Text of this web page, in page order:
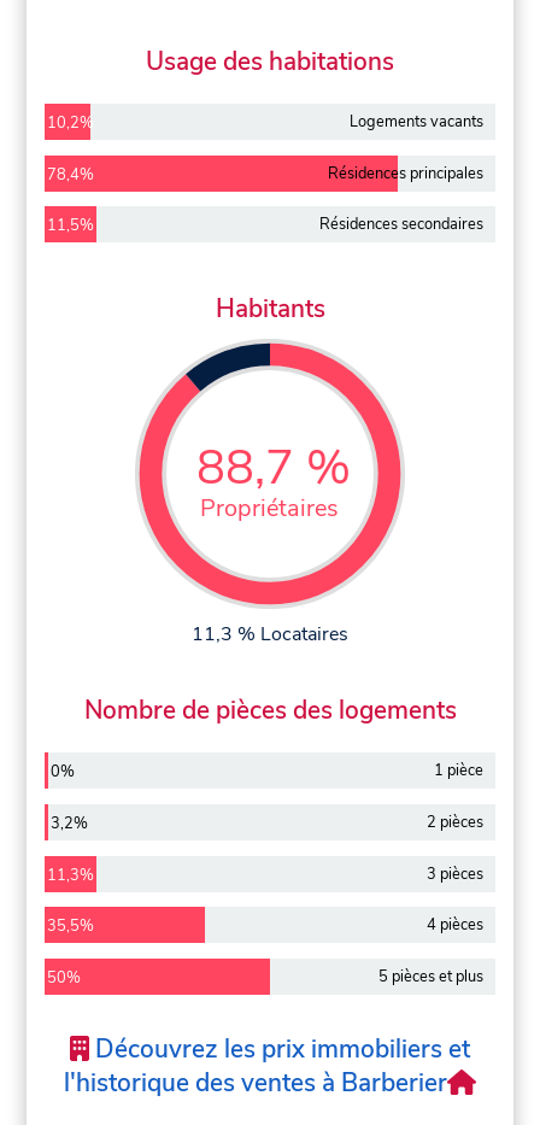
Usage des habitations
10,2% Logements vacants
78,4% Résidences principales
11,5% Résidences secondaires
Habitants
88,7 %
Propriétaires
11,3 % Locataires
Nombre de pièces des logements
0% 1 pièce
3,2% 2 pièces
11,3% 3 pièces
35,5% 4 pièces
50% 5 pièces et plus
Découvrez les prix immobiliers et
l'historique des ventes à Barberier